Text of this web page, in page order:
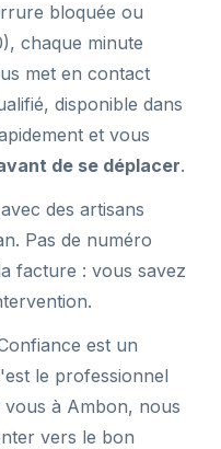
bloquée ou
chaque minute
met en contact
disponible dans
et vous
de se déplacer.
des artisans
Pas de numéro
facture : vous savez
est un
le professionnel
à Ambon, nous
vers le bon